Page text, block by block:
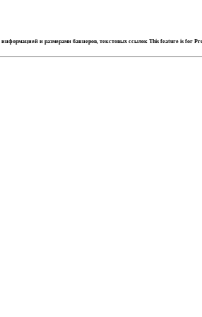
информацией и размерами баннеров, текстовых ссылок This feature is for